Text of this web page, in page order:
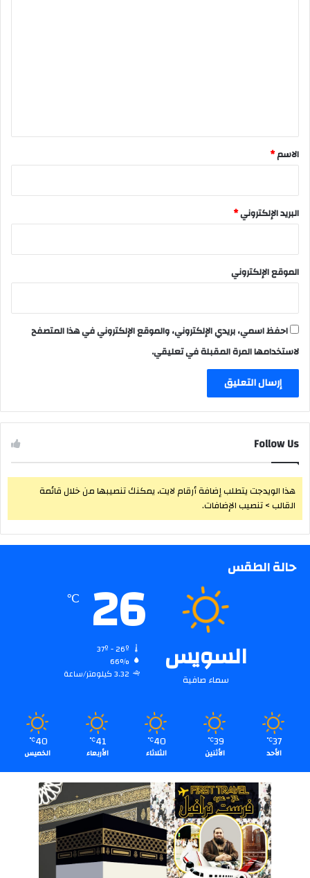
*
الاسم*
البريد الإلكتروني*
الموقع الإلكتروني
احفظ اسمي، بريدي الإلكتروني، والموقع الإلكتروني في هذا المتصفح
لاستخدامها المرة المقبلة في تعليقي.
Follow Us
هذا الويدجت يتطلب إضافة أرقام لايت، يمكنك تنصيبها من خلال قائمة
القالب > تنصيب الإضافات.
حالة الطقس
السويس
سماء صافية
26
℃
66%
3.32 كيلومتر/ساعة
37
℃
الأحد
39
℃
الأثنين
40
℃
الثلاثاء
41
℃
الأربعاء
40
℃
الخميس